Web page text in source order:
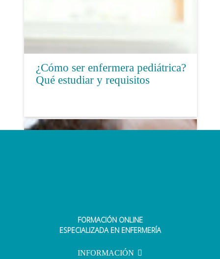
¿Cómo ser enfermera pediátrica?
Qué estudiar y requisitos
Una matrona imparte formación
FORMACIÓN ONLINE
ESPECIALIZADA EN ENFERMERÍA
INFORMACIÓN